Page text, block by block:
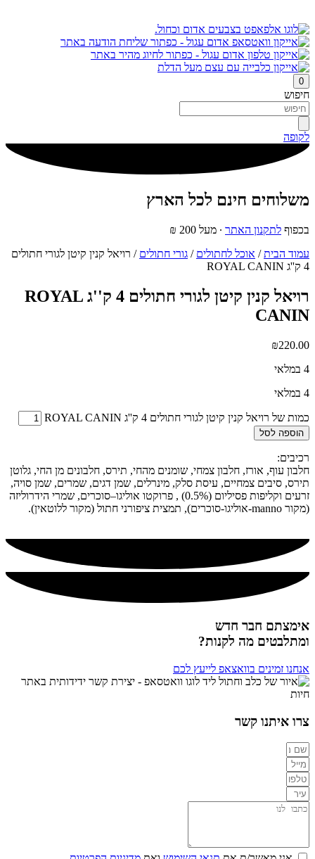
0
חיפוש
לקופה
משלוחים חינם לכל הארץ
בכפוף לתקנון האתר ∙ מעל 200 ₪
עמוד הבית/ אוכל לחתולים / גורי חתולים / רויאל קנין קיטן לגורי חתולים
4 ק''ג ROYAL CANIN
רויאל קנין קיטן לגורי חתולים 4 ק''ג ROYAL
CANIN
₪220.00
4 במלאי
4 במלאי
כמות של רויאל קנין קיטן לגורי חתולים 4 ק''ג ROYAL CANIN
הוספה לסל
רכיבים:
חלבון עוף, אורז, חלבון צמחי, שומנים מהחי, תירס, חלבונים מן החי, גלוטן
תירס, סיבים צמחיים, עיסת סלק, מינרלים, שמן דגים, שמרים, שמן סויה,
זרעים וקליפות פסיליום (0.5%) , פרוקטו אוליגו–סוכרים, שמרי הידרוליזה
(מקור manno-אוליגו-סוכרים), תמצית ציפורני חתול (מקור ללוטאין).
אימצתם חבר חדש
ומתלבטים מה לקנות?
אנחנו זמינים בוואצאפ לייעץ לכם
צרו איתנו קשר